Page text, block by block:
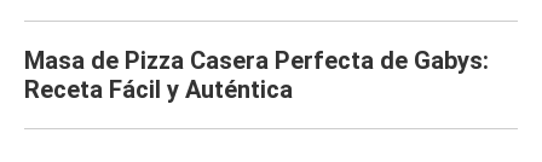
Masa de Pizza Casera Perfecta de Gabys:
Receta Fácil y Auténtica